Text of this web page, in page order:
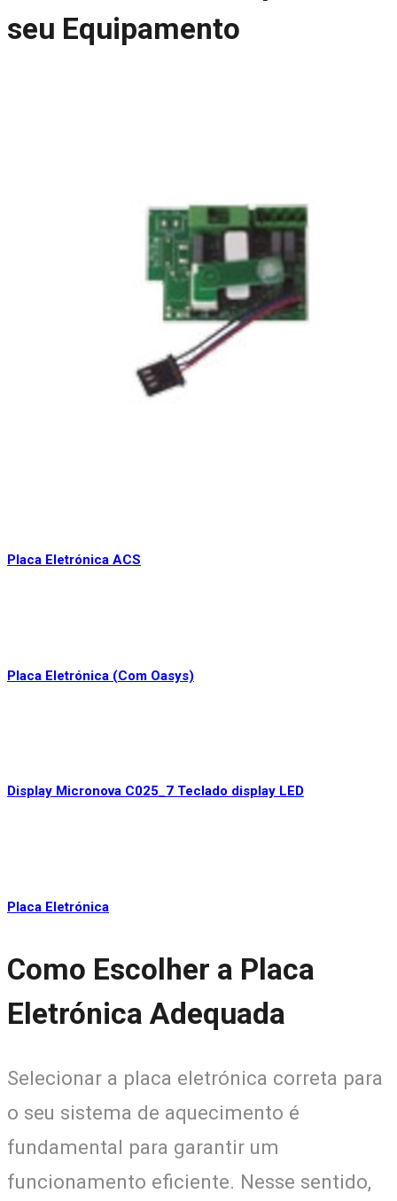
seu Equipamento
Placa Eletrónica ACS
Placa Eletrónica (Com Oasys)
Display Micronova C025_7 Teclado display LED
Placa Eletrónica
Como Escolher a Placa
Eletrónica Adequada
Selecionar a placa eletrónica correta para
o seu sistema de aquecimento é
fundamental para garantir um
funcionamento eficiente. Nesse sentido,